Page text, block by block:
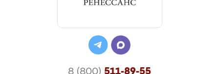
8 (800) 511-89-55